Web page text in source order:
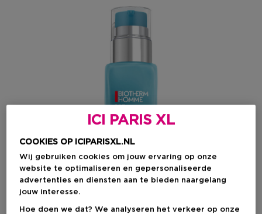
ICI PARIS XL
COOKIES OP ICIPARISXL.NL
Wij gebruiken cookies om jouw ervaring op onze
website te optimaliseren en gepersonaliseerde
advertenties en diensten aan te bieden naargelang
jouw interesse.
Hoe doen we dat? We analyseren het verkeer op onze